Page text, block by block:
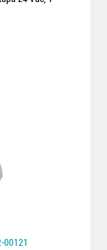
00121